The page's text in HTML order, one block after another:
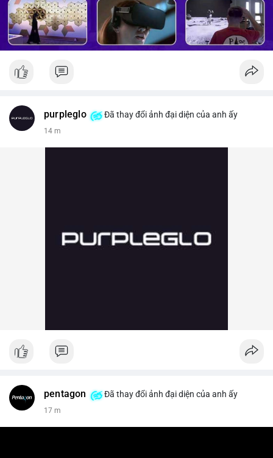
purpleglo Đã thay đổi ảnh đại diện của anh ấy
14 m
pentagon Đã thay đổi ảnh đại diện của anh ấy
17 m